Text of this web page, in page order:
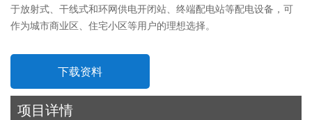
于放射式、干线式和环网供电开闭站、终端配电站等配电设备，可
作为城市商业区、住宅小区等用户的理想选择。
下载资料
项目详情